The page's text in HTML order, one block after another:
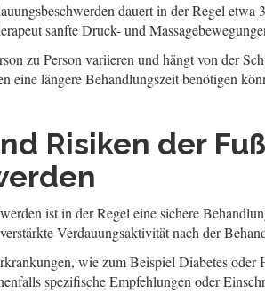
dauert in der Regel
sanfte Druck- und
zu Person variieren und hängt von der
eine längere Behandlungszeit benötigen
Risiken der
ist in der Regel eine sichere
Verdauungsaktivität nach der
wie zum Beispiel Diabetes
spezifische Empfehlungen oder